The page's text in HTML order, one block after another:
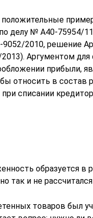
положительные
делу № А40-75954/
9052/2010, решение
Аргументом для
прибыли,
относить в состав
списании
образуется в
так и не
товаров был